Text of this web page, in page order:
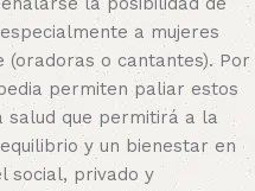
a mujeres
o cantantes). Por
permiten paliar estos
salud que permitirá a la
y un bienestar en
social, privado y